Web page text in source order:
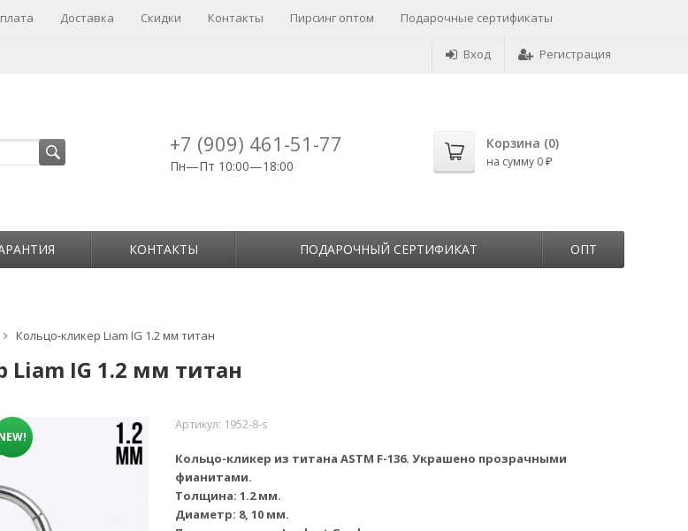
Доставка Скидки Контакты Пирсинг оптом Подарочные сертификаты
Вход Регистрация
+7 (909) 461-51-77
Пн—Пт 10:00—18:00
Корзина (0)
на сумму 0 ₽
КОНТАКТЫ ПОДАРОЧНЫЙ СЕРТИФИКАТ ОПТ
Кольцо-кликер Liam IG 1.2 мм титан
Liam IG 1.2 мм титан
Артикул: 1952-8-s
Кольцо-кликер из титана ASTM F-136. Украшено прозрачными
фианитами.
Толщина: 1.2 мм.
Диаметр: 8, 10 мм.